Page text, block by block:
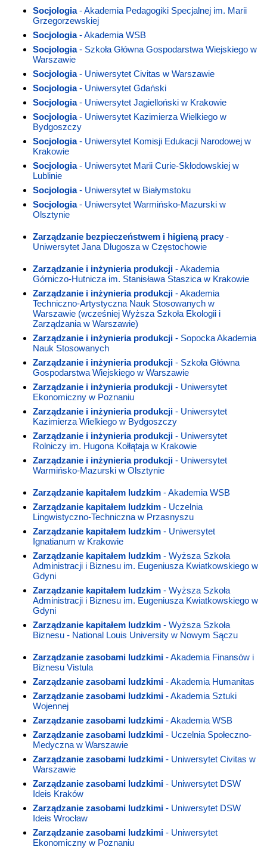
Socjologia- Akademia Pedagogiki Specjalnej im. Marii
Grzegorzewskiej
Socjologia- Akademia WSB
Socjologia- Szkoła Główna Gospodarstwa Wiejskiego w
Warszawie
Socjologia- Uniwersytet Civitas w Warszawie
Socjologia- Uniwersytet Gdański
Socjologia- Uniwersytet Jagielloński w Krakowie
Socjologia- Uniwersytet Kazimierza Wielkiego w
Bydgoszczy
Socjologia- Uniwersytet Komisji Edukacji Narodowej w
Krakowie
Socjologia- Uniwersytet Marii Curie-Skłodowskiej w
Lublinie
Socjologia- Uniwersytet w Białymstoku
Socjologia- Uniwersytet Warmińsko-Mazurski w
Olsztynie
Zarządzanie bezpieczeństwem i higieną pracy-
Uniwersytet Jana Długosza w Częstochowie
Zarządzanie i inżynieria produkcji - Akademia
Górniczo-Hutnicza im. Stanisława Staszica w Krakowie
Zarządzanie i inżynieria produkcji - Akademia
Techniczno-Artystyczna Nauk Stosowanych w
Warszawie (wcześniej Wyższa Szkoła Ekologii i
Zarządzania w Warszawie)
Zarządzanie i inżynieria produkcji - Sopocka Akademia
Nauk Stosowanych
Zarządzanie i inżynieria produkcji - Szkoła Główna
Gospodarstwa Wiejskiego w Warszawie
Zarządzanie i inżynieria produkcji - Uniwersytet
Ekonomiczny w Poznaniu
Zarządzanie i inżynieria produkcji - Uniwersytet
Kazimierza Wielkiego w Bydgoszczy
Zarządzanie i inżynieria produkcji - Uniwersytet
Rolniczy im. Hugona Kołłątaja w Krakowie
Zarządzanie i inżynieria produkcji - Uniwersytet
Warmińsko-Mazurski w Olsztynie
Zarządzanie kapitałem ludzkim - Akademia WSB
Zarządzanie kapitałem ludzkim - Uczelnia
Lingwistyczno-Techniczna w Przasnyszu
Zarządzanie kapitałem ludzkim - Uniwersytet
Ignatianum w Krakowie
Zarządzanie kapitałem ludzkim - Wyższa Szkoła
Administracji i Biznesu im. Eugeniusza Kwiatkowskiego w
Gdyni
Zarządzanie kapitałem ludzkim - Wyższa Szkoła
Administracji i Biznesu im. Eugeniusza Kwiatkowskiego w
Gdyni
Zarządzanie kapitałem ludzkim - Wyższa Szkoła
Biznesu - National Louis University w Nowym Sączu
Zarządzanie zasobami ludzkimi - Akademia Finansów i
Biznesu Vistula
Zarządzanie zasobami ludzkimi - Akademia Humanitas
Zarządzanie zasobami ludzkimi - Akademia Sztuki
Wojennej
Zarządzanie zasobami ludzkimi - Akademia WSB
Zarządzanie zasobami ludzkimi - Uczelnia Społeczno-
Medyczna w Warszawie
Zarządzanie zasobami ludzkimi - Uniwersytet Civitas w
Warszawie
Zarządzanie zasobami ludzkimi - Uniwersytet DSW
Ideis Kraków
Zarządzanie zasobami ludzkimi - Uniwersytet DSW
Ideis Wrocław
Zarządzanie zasobami ludzkimi - Uniwersytet
Ekonomiczny w Poznaniu